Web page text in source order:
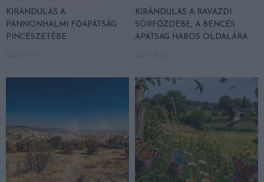
KIRÁNDULÁS A
PANNONHALMI FŐAPÁTSÁG
PINCÉSZETÉBE
KIRÁNDULÁS A RAVAZDI
SÖRFŐZDÉBE, A BENCÉS
APÁTSÁG HABOS OLDALÁRA